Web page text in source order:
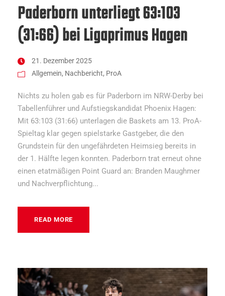
Paderborn unterliegt 63:103
(31:66) bei Ligaprimus Hagen
21. Dezember 2025
Allgemein, Nachbericht, ProA
Nichts zu holen gab es für Paderborn im NRW-Derby bei
Tabellenführer und Aufstiegskandidat Phoenix Hagen:
Mit 63:103 (31:66) unterlagen die Baskets am 13. ProA-
Spieltag klar gegen spielstarke Gastgeber, die den
Grundstein für den ungefährdeten Heimsieg bereits in
der 1. Hälfte legen konnten. Paderborn trat erneut ohne
einen etatmäßigen Point Guard an: Branden Maughmer
und Nachverpflichtung...
READ MORE